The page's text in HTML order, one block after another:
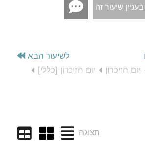
שיעור זה
לשיעור הבא
יום הזיכרון יום הזיכרון [כללי]
תצוגה